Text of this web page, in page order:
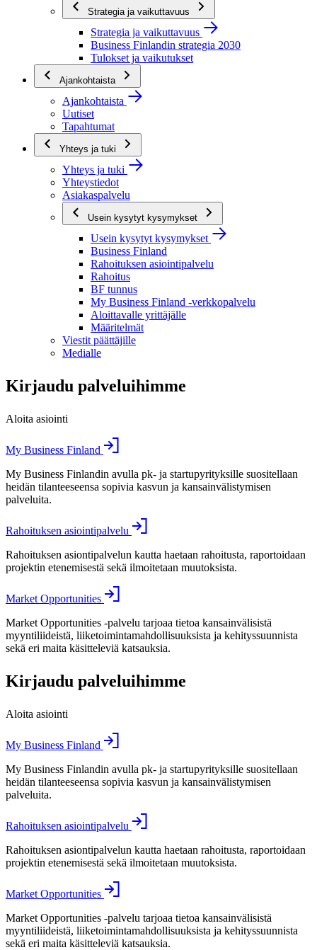
Strategia ja vaikuttavuus
Strategia ja vaikuttavuus
Business Finlandin strategia 2030
Tulokset ja vaikutukset
Ajankohtaista
Ajankohtaista
Uutiset
Tapahtumat
Yhteys ja tuki
Yhteys ja tuki
Yhteystiedot
Asiakaspalvelu
Usein kysytyt kysymykset
Usein kysytyt kysymykset
Business Finland
Rahoituksen asiointipalvelu
Rahoitus
BF tunnus
My Business Finland -verkkopalvelu
Aloittavalle yrittäjälle
Määritelmät
Viestit päättäjille
Medialle
Kirjaudu palveluihimme
Aloita asiointi
My Business Finland
My Business Finlandin avulla pk- ja startupyrityksille suositellaan
heidän tilanteeseensa sopivia kasvun ja kansainvälistymisen
palveluita.
Rahoituksen asiointipalvelu
Rahoituksen asiontipalvelun kautta haetaan rahoitusta, raportoidaan
projektin etenemisestä sekä ilmoitetaan muutoksista.
Market Opportunities
Market Opportunities -palvelu tarjoaa tietoa kansainvälisistä
myyntiliideistä, liiketoimintamahdollisuuksista ja kehityssuunnista
sekä eri maita käsitteleviä katsauksia.
Kirjaudu palveluihimme
Aloita asiointi
My Business Finland
My Business Finlandin avulla pk- ja startupyrityksille suositellaan
heidän tilanteeseensa sopivia kasvun ja kansainvälistymisen
palveluita.
Rahoituksen asiointipalvelu
Rahoituksen asiontipalvelun kautta haetaan rahoitusta, raportoidaan
projektin etenemisestä sekä ilmoitetaan muutoksista.
Market Opportunities
Market Opportunities -palvelu tarjoaa tietoa kansainvälisistä
myyntiliideistä, liiketoimintamahdollisuuksista ja kehityssuunnista
sekä eri maita käsitteleviä katsauksia.